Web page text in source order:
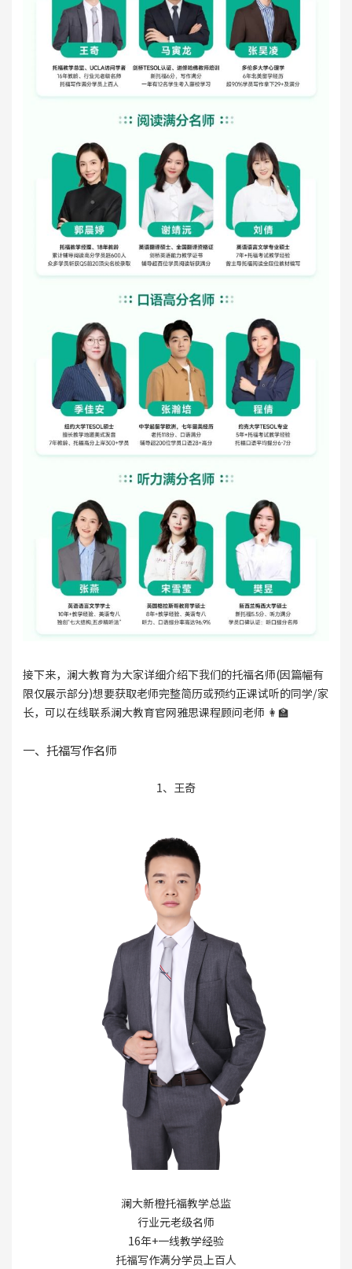
接下来，澜大教育为大家详细介绍下我们的托福名师(因篇幅有
限仅展示部分)想要获取老师完整简历或预约正课试听的同学/家
长，可以在线联系澜大教育官网雅思课程顾问老师 👩‍🏫
一、托福写作名师
1、王奇
澜大新橙托福教学总监
行业元老级名师
16年+一线教学经验
托福写作满分学员上百人